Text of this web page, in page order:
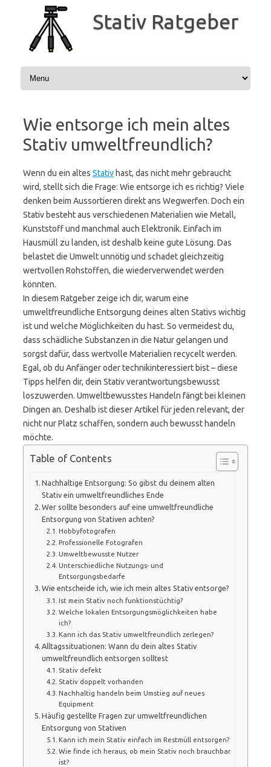
springen
Stativ Ratgeber
Wie entsorge ich mein altes
Stativ umweltfreundlich?
Wenn du ein altes Stativ hast, das nicht mehr gebraucht
wird, stellt sich die Frage: Wie entsorge ich es richtig? Viele
denken beim Aussortieren direkt ans Wegwerfen. Doch ein
Stativ besteht aus verschiedenen Materialien wie Metall,
Kunststoff und manchmal auch Elektronik. Einfach im
Hausmüll zu landen, ist deshalb keine gute Lösung. Das
belastet die Umwelt unnötig und schadet gleichzeitig
wertvollen Rohstoffen, die wiederverwendet werden
könnten.
In diesem Ratgeber zeige ich dir, warum eine
umweltfreundliche Entsorgung deines alten Stativs wichtig
ist und welche Möglichkeiten du hast. So vermeidest du,
dass schädliche Substanzen in die Natur gelangen und
sorgst dafür, dass wertvolle Materialien recycelt werden.
Egal, ob du Anfänger oder technikinteressiert bist – diese
Tipps helfen dir, dein Stativ verantwortungsbewusst
loszuwerden. Umweltbewusstes Handeln fängt bei kleinen
Dingen an. Deshalb ist dieser Artikel für jeden relevant, der
nicht nur Platz schaffen, sondern auch bewusst handeln
möchte.
Table of Contents
Nachhaltige Entsorgung: So gibst du deinem alten
Stativ ein umweltfreundliches Ende
Wer sollte besonders auf eine umweltfreundliche
Entsorgung von Stativen achten?
Hobbyfotografen
Professionelle Fotografen
Umweltbewusste Nutzer
Unterschiedliche Nutzungs- und
Entsorgungsbedarfe
Wie entscheide ich, wie ich mein altes Stativ entsorge?
Ist mein Stativ noch funktionstüchtig?
Welche lokalen Entsorgungsmöglichkeiten habe
ich?
Kann ich das Stativ umweltfreundlich zerlegen?
Alltagssituationen: Wann du dein altes Stativ
umweltfreundlich entsorgen solltest
Stativ defekt
Stativ doppelt vorhanden
Nachhaltig handeln beim Umstieg auf neues
Equipment
Häufig gestellte Fragen zur umweltfreundlichen
Entsorgung von Stativen
Kann ich mein Stativ einfach im Restmüll entsorgen?
Wie finde ich heraus, ob mein Stativ noch brauchbar
ist?